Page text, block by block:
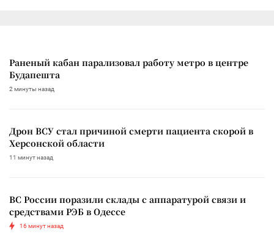
Раненый кабан парализовал работу метро в центре
Будапешта
2 минуты назад
Дрон ВСУ стал причиной смерти пациента скорой в
Херсонской области
11 минут назад
ВС России поразили склады с аппаратурой связи и
средствами РЭБ в Одессе
16 минут назад